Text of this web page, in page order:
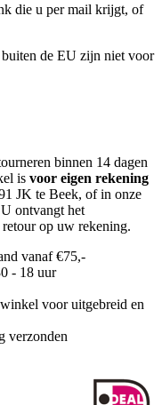
die u per mail krijgt, of
de EU zijn niet voor
binnen 14 dagen
is voor eigen rekening
JK te Beek, of in onze
ontvangt het
op uw rekening.
vanaf €75,-
- 18 uur
voor uitgebreid en
verzonden